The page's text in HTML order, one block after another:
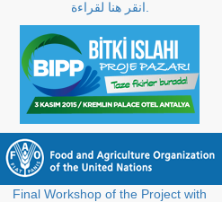
Final Workshop of the Project with